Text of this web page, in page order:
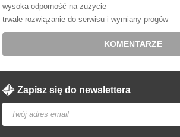
wysoka odporność na zużycie
trwałe rozwiązanie do serwisu i wymiany progów
KOMENTARZE
Zapisz się do newslettera